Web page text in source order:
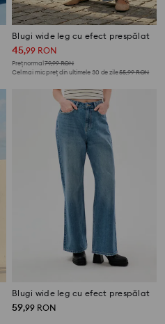
Blugi wide leg cu efect prespălat
45,99 RON
Preț normal79,99RON
Cel mai mic preț din ultimele 30 de zile55,99RON
Blugi wide leg cu efect prespălat
59,99 RON